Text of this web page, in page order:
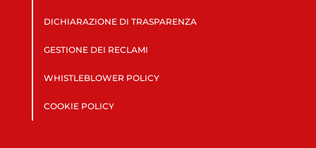
DICHIARAZIONE DI TRASPARENZA
GESTIONE DEI RECLAMI
WHISTLEBLOWER POLICY
COOKIE POLICY